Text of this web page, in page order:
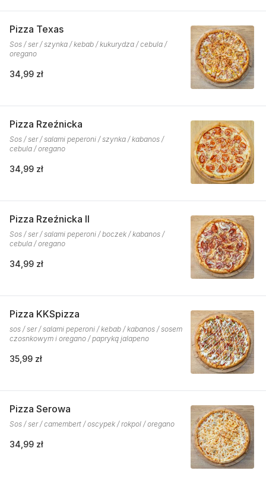
Pizza Texas
Sos / ser / szynka / kebab / kukurydza / cebula /
oregano
34,99 zł
Pizza Rzeźnicka
Sos / ser / salami peperoni / szynka / kabanos /
cebula / oregano
34,99 zł
Pizza Rzeźnicka II
Sos / ser / salami peperoni / boczek / kabanos /
cebula / oregano
34,99 zł
Pizza KKSpizza
sos / ser / salami peperoni / kebab / kabanos / sosem
czosnkowym i oregano / papryką jalapeno
35,99 zł
Pizza Serowa
Sos / ser / camembert / oscypek / rokpol / oregano
34,99 zł